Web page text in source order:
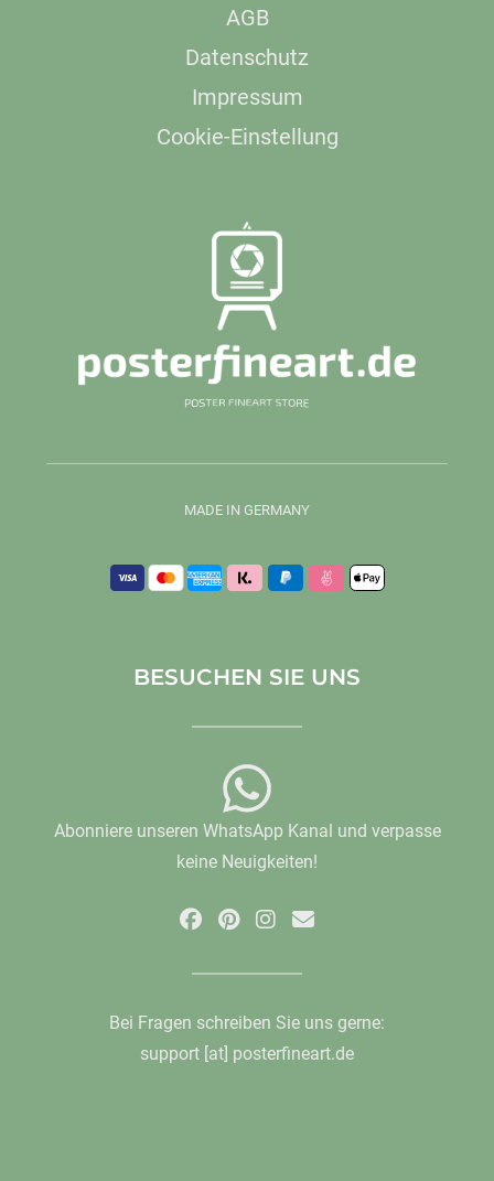
AGB
Datenschutz
Impressum
Cookie-Einstellung
MADE IN GERMANY
BESUCHEN SIE UNS
Abonniere unseren WhatsApp Kanal und verpasse
keine Neuigkeiten!
Bei Fragen schreiben Sie uns gerne:
support [at] posterfineart.de